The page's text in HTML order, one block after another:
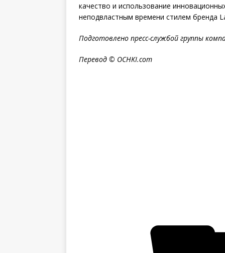
качество и использование
неподвластным времени стилем бренда
Подготовлено пресс-службой группы
Перевод © OCHKI.com